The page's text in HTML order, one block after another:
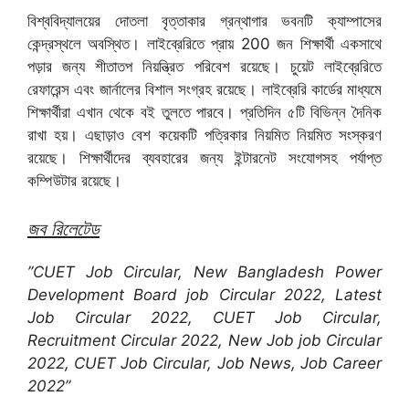
বিশ্ববিদ্যালয়ের দোতলা বৃত্তাকার গ্রন্থাগার ভবনটি ক্যাম্পাসের
কেন্দ্রস্থলে অবস্থিত। লাইব্রেরিতে প্রায় 200 জন শিক্ষার্থী একসাথে
পড়ার জন্য শীতাতপ নিয়ন্ত্রিত পরিবেশ রয়েছে। চুয়েট লাইব্রেরিতে
রেফারেন্স এবং জার্নালের বিশাল সংগ্রহ রয়েছে। লাইব্রেরি কার্ডের মাধ্যমে
শিক্ষার্থীরা এখান থেকে বই তুলতে পারবে। প্রতিদিন ৫টি বিভিন্ন দৈনিক
রাখা হয়। এছাড়াও বেশ কয়েকটি পত্রিকার নিয়মিত নিয়মিত সংস্করণ
রয়েছে। শিক্ষার্থীদের ব্যবহারের জন্য ইন্টারনেট সংযোগসহ পর্যাপ্ত
কম্পিউটার রয়েছে।
জব রিলেটেড
”CUET Job Circular, New Bangladesh Power
Development Board job Circular 2022, Latest
Job Circular 2022, CUET Job Circular,
Recruitment Circular 2022, New Job job Circular
2022, CUET Job Circular, Job News, Job Career
2022”